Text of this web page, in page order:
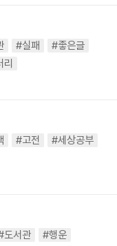
#실패
#좋은글
#고전
#세상공부
도서관 #행운